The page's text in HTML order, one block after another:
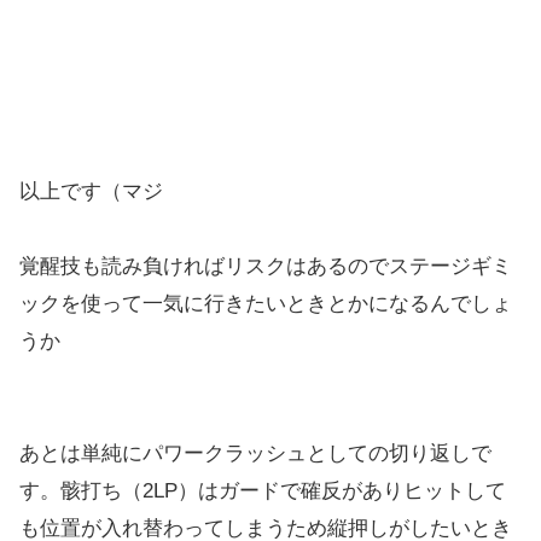
以上です（マジ
覚醒技も読み負ければリスクはあるのでステージギミ
ックを使って一気に行きたいときとかになるんでしょ
うか
あとは単純にパワークラッシュとしての切り返しで
す。骸打ち（2LP）はガードで確反がありヒットして
も位置が入れ替わってしまうため縦押しがしたいとき